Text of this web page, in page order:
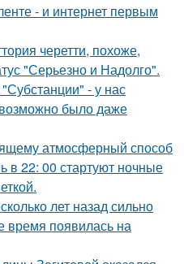
- и интернет первым
черетти, похоже,
"Серьезно и Надолго".
- у нас
было даже
атмосферный способ
в 22: 00 стартуют ночные
лет назад сильно
время появилась на